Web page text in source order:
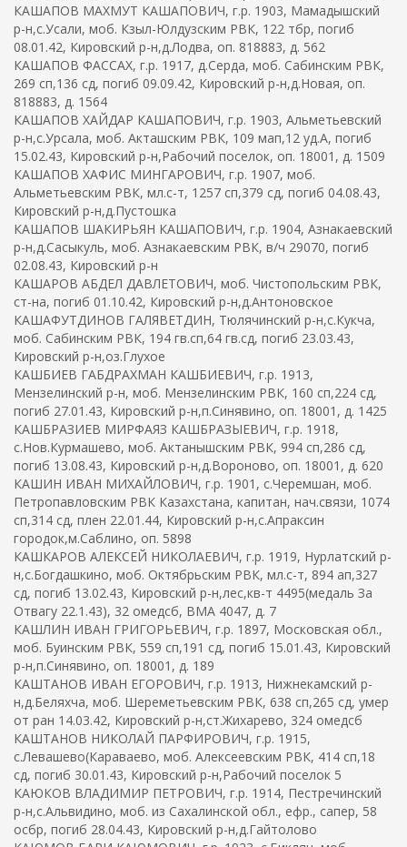
КАШАПОВ МАХМУТ КАШАПОВИЧ, г.р. 1903, Мамадышский
р-н,с.Усали, моб. Кзыл-Юлдузским РВК, 122 тбр, погиб
08.01.42, Кировский р-н,д.Лодва, оп. 818883, д. 562
КАШАПОВ ФАССАХ, г.р. 1917, д.Серда, моб. Сабинским РВК,
269 сп,136 сд, погиб 09.09.42, Кировский р-н,д.Новая, оп.
818883, д. 1564
КАШАПОВ ХАЙДАР КАШАПОВИЧ, г.р. 1903, Альметьевский
р-н,с.Урсала, моб. Акташским РВК, 109 мап,12 уд.А, погиб
15.02.43, Кировский р-н,Рабочий поселок, оп. 18001, д. 1509
КАШАПОВ ХАФИС МИНГАРОВИЧ, г.р. 1907, моб.
Альметьевским РВК, мл.с-т, 1257 сп,379 сд, погиб 04.08.43,
Кировский р-н,д.Пустошка
КАШАПОВ ШАКИРЬЯН КАШАПОВИЧ, г.р. 1904, Азнакаевский
р-н,д.Сасыкуль, моб. Азнакаевским РВК, в/ч 29070, погиб
02.08.43, Кировский р-н
КАШАРОВ АБДЕЛ ДАВЛЕТОВИЧ, моб. Чистопольским РВК,
ст-на, погиб 01.10.42, Кировский р-н,д.Антоновское
КАШАФУТДИНОВ ГАЛЯВЕТДИН, Тюлячинский р-н,с.Кукча,
моб. Сабинским РВК, 194 гв.сп,64 гв.сд, погиб 23.03.43,
Кировский р-н,оз.Глухое
КАШБИЕВ ГАБДРАХМАН КАШБИЕВИЧ, г.р. 1913,
Мензелинский р-н, моб. Мензелинским РВК, 160 сп,224 сд,
погиб 27.01.43, Кировский р-н,п.Синявино, оп. 18001, д. 1425
КАШБРАЗИЕВ МИРФАЯЗ КАШБРАЗЫЕВИЧ, г.р. 1918,
с.Нов.Курмашево, моб. Актанышским РВК, 994 сп,286 сд,
погиб 13.08.43, Кировский р-н,д.Вороново, оп. 18001, д. 620
КАШИН ИВАН МИХАЙЛОВИЧ, г.р. 1901, с.Черемшан, моб.
Петропавловским РВК Казахстана, капитан, нач.связи, 1074
сп,314 сд, плен 22.01.44, Кировский р-н,с.Апраксин
городок,м.Саблино, оп. 5898
КАШКАРОВ АЛЕКСЕЙ НИКОЛАЕВИЧ, г.р. 1919, Нурлатский р-
н,с.Богдашкино, моб. Октябрьским РВК, мл.с-т, 894 ап,327
сд, погиб 13.02.43, Кировский р-н,лес,кв-т 4495(медаль За
Отвагу 22.1.43), 32 омедсб, ВМА 4047, д. 7
КАШЛИН ИВАН ГРИГОРЬЕВИЧ, г.р. 1897, Московская обл.,
моб. Буинским РВК, 559 сп,191 сд, погиб 15.01.43, Кировский
р-н,п.Синявино, оп. 18001, д. 189
КАШТАНОВ ИВАН ЕГОРОВИЧ, г.р. 1913, Нижнекамский р-
н,д.Беляхча, моб. Шереметьевским РВК, 638 сп,265 сд, умер
от ран 14.03.42, Кировский р-н,ст.Жихарево, 324 омедсб
КАШТАНОВ НИКОЛАЙ ПАРФИРОВИЧ, г.р. 1915,
с.Левашево(Караваево, моб. Алексеевским РВК, 414 сп,18
сд, погиб 30.01.43, Кировский р-н,Рабочий поселок 5
КАЮКОВ ВЛАДИМИР ПЕТРОВИЧ, г.р. 1914, Пестречинский
р-н,с.Альвидино, моб. из Сахалинской обл., ефр., сапер, 58
осбр, погиб 28.04.43, Кировский р-н,д.Гайтолово